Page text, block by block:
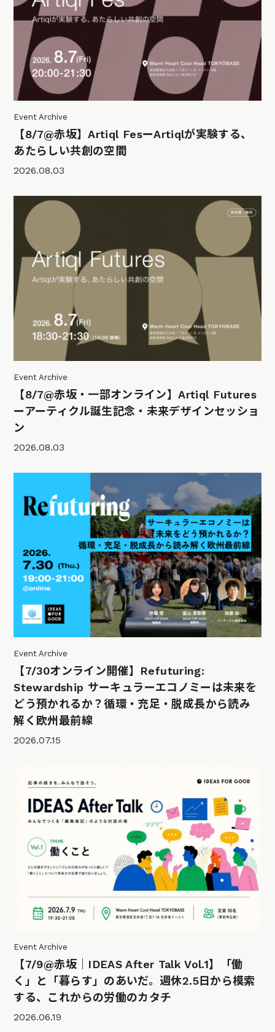
Event Archive
【8/7@赤坂】Artiql FesーArtiqlが実験する、
あたらしい共創の空間
2026.08.03
Event Archive
【8/7@赤坂・一部オンライン】Artiql Futures
ーアーティクル誕生記念・未来デザインセッショ
ン
2026.08.03
Event Archive
【7/30オンライン開催】Refuturing:
Stewardship サーキュラーエコノミーは未来を
どう預かれるか？循環・充足・脱成長から読み
解く欧州最前線
2026.07.15
Event Archive
【7/9@赤坂｜IDEAS After Talk Vol.1】「働
く」と「暮らす」のあいだ。週休2.5日から模索
する、これからの労働のカタチ
2026.06.19